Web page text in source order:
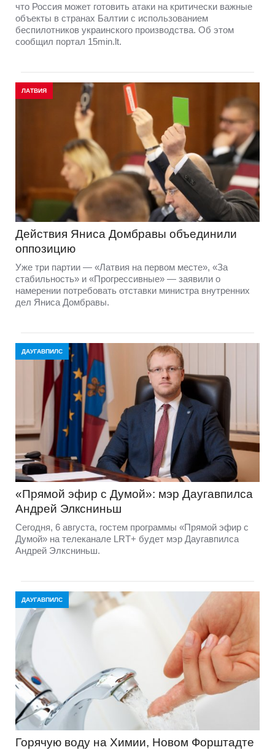
что Россия может готовить атаки на критически важные
объекты в странах Балтии с использованием
беспилотников украинского производства. Об этом
сообщил портал 15min.lt.
ЛАТВИЯ
Действия Яниса Домбравы объединили
оппозицию
Уже три партии — «Латвия на первом месте», «За
стабильность» и «Прогрессивные» — заявили о
намерении потребовать отставки министра внутренних
дел Яниса Домбравы.
ДАУГАВПИЛС
«Прямой эфир с Думой»: мэр Даугавпилса
Андрей Элксниньш
Сегодня, 6 августа, гостем программы «Прямой эфир с
Думой» на телеканале LRT+ будет мэр Даугавпилса
Андрей Элксниньш.
ДАУГАВПИЛС
Горячую воду на Химии, Новом Форштадте